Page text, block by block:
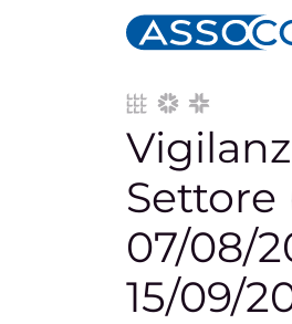
Navigazione
Settore
07/08/
15/09/